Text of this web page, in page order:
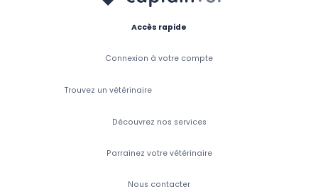
Accès rapide
Connexion à votre compte
Trouvez un vétérinaire
Découvrez nos services
Parrainez votre vétérinaire
Nous contacter